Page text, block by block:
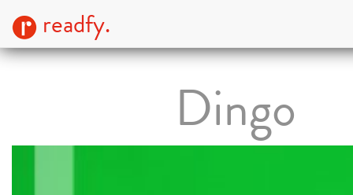
readfy.
Dingo